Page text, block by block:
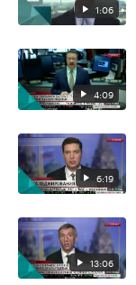
1:06
4:09
6:19
13:06